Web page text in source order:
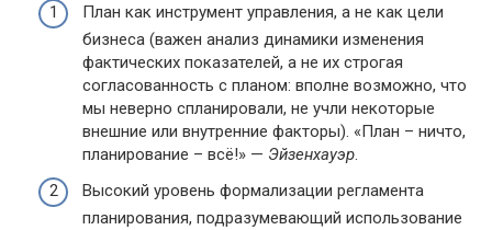
План как инструмент управления, а не как цели
бизнеса (важен анализ динамики изменения
фактических показателей, а не их строгая
согласованность с планом: вполне возможно, что
мы неверно спланировали, не учли некоторые
внешние или внутренние факторы). «План – ничто,
планирование – всё!» — Эйзенхауэр
Высокий уровень формализации регламента
планирования, подразумевающий использование